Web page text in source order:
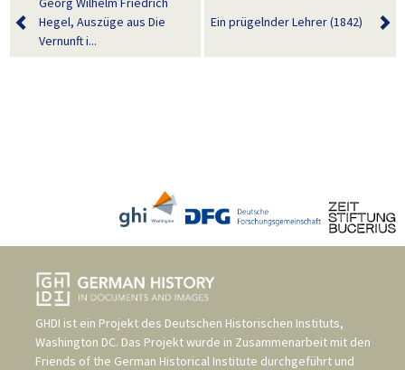
Hegel, Auszüge aus Die
Vernunft i...
Ein prügelnder Lehrer (1842)
GHDI ist ein Projekt des Deutschen Historischen Instituts,
Washington DC. Das Projekt wurde in Zusammenarbeit mit den
Friends of the German Historical Institute durchgeführt und